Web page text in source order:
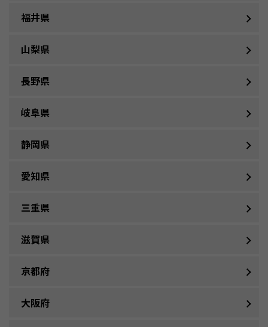
福井県
山梨県
長野県
岐阜県
静岡県
愛知県
三重県
滋賀県
京都府
大阪府